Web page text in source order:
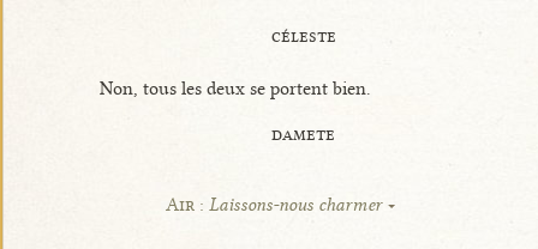
céleste
Non, tous les deux se portent bien.
damete
Air :Laissons-nous charmer